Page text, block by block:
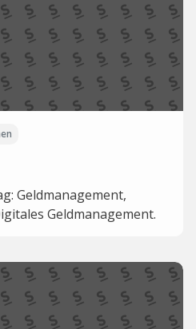
Geldmanagement,
Geldmanagement.